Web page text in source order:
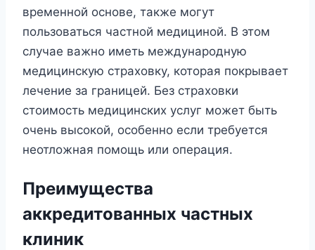
временной основе, также могут
пользоваться частной медициной. В этом
случае важно иметь международную
медицинскую страховку, которая покрывает
лечение за границей. Без страховки
стоимость медицинских услуг может быть
очень высокой, особенно если требуется
неотложная помощь или операция.
Преимущества
аккредитованных частных
клиник